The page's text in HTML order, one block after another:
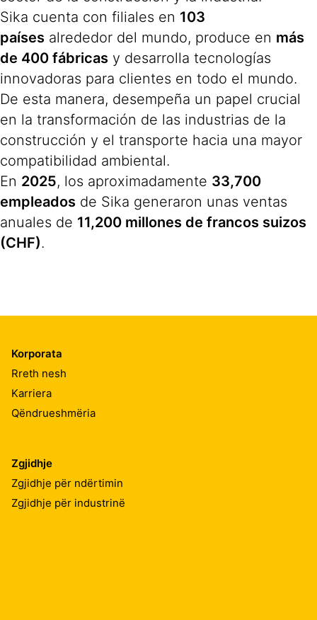
Sika cuenta con filiales en 103
países alrededor del mundo, produce en más
de 400 fábricas y desarrolla tecnologías
innovadoras para clientes en todo el mundo.
De esta manera, desempeña un papel crucial
en la transformación de las industrias de la
construcción y el transporte hacia una mayor
compatibilidad ambiental.
En 2025, los aproximadamente 33,700
empleados de Sika generaron unas ventas
anuales de 11,200 millones de francos suizos
(CHF).
Korporata
Rreth nesh
Karriera
Qëndrueshmëria
Zgjidhje
Zgjidhje për ndërtimin
Zgjidhje për industrinë